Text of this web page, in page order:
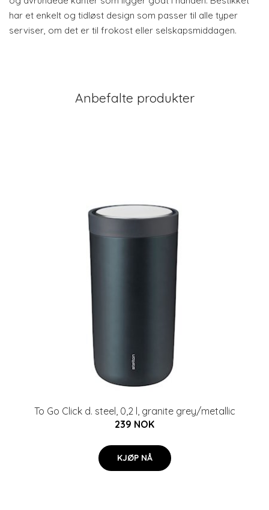
har et enkelt og tidløst design som passer til alle typer
serviser, om det er til frokost eller selskapsmiddagen.
Anbefalte produkter
To Go Click d. steel, 0,2 l, granite grey/metallic
239 NOK
KJØP NÅ